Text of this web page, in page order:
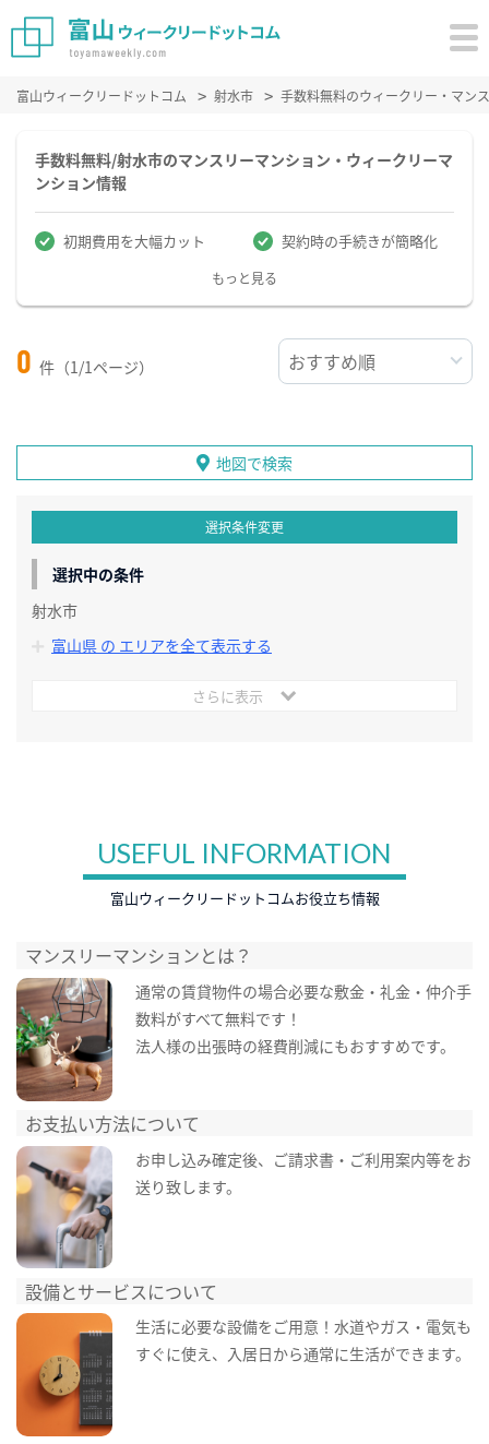
富山ウィークリードットコム 射水市 手数料無料のウィークリー・マン
手数料無料/射水市のマンスリーマンション・ウィークリーマ
ンション情報
初期費用を大幅カット 契約時の手続きが簡略化
もっと見る
0 件（1/1ページ）
地図で検索
選択条件変更
選択中の条件
射水市
富山県 の エリアを全て表示する
さらに表示
USEFUL INFORMATION
富山ウィークリードットコムお役立ち情報
マンスリーマンションとは？
通常の賃貸物件の場合必要な敷金・礼金・仲介手
数料がすべて無料です！
法人様の出張時の経費削減にもおすすめです。
お支払い方法について
お申し込み確定後、ご請求書・ご利用案内等をお
送り致します。
設備とサービスについて
生活に必要な設備をご用意！水道やガス・電気も
すぐに使え、入居日から通常に生活ができます。